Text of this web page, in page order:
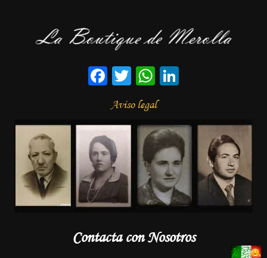
Facebook
TwitterWhatsApp
Aviso legal
Contacta con Nosotros